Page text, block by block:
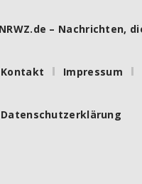
NRWZ.de – Nachrichten,
Kontakt Impressum
Datenschutzerklärung